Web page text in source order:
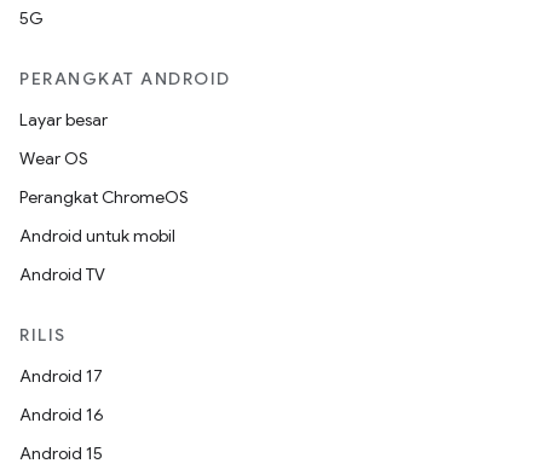
5G
PERANGKAT ANDROID
Layar besar
Wear OS
Perangkat ChromeOS
Android untuk mobil
Android TV
RILIS
Android 17
Android 16
Android 15